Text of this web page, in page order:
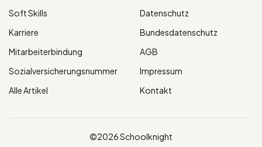
Soft Skills
Karriere
Mitarbeiterbindung
Sozialversicherungsnummer
Alle Artikel
Datenschutz
Bundesdatenschutz
AGB
Impressum
Kontakt
©2026 Schoolknight